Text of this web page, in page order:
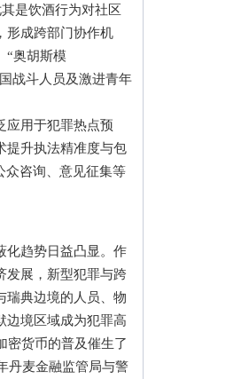
是饮酒行为对社区
形成跨部门协作机
“奥胡斯模
战斗人员及激进青年
用于犯罪热点预
提升执法精准度与包
众咨询、意见征集等
趋势日益凸显。作
发展，新型犯罪与跨
瑞典边境的人员、物
边境区域成为犯罪高
密货币的普及催生了
丹麦金融监管局与警